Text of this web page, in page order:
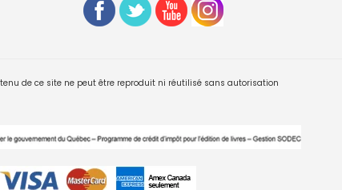
de ce site ne peut être reproduit ni réutilisé sans autorisation